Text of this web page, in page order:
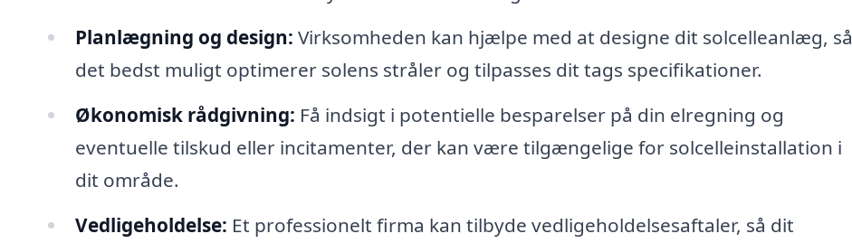
Planlægning og design: Virksomheden kan hjælpe med at designe dit solcelleanlæg, så
det bedst muligt optimerer solens stråler og tilpasses dit tags specifikationer.
Økonomisk rådgivning: Få indsigt i potentielle besparelser på din elregning og
eventuelle tilskud eller incitamenter, der kan være tilgængelige for solcelleinstallation i
dit område.
Vedligeholdelse: Et professionelt firma kan tilbyde vedligeholdelsesaftaler, så dit